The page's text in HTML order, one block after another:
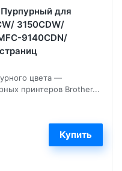
для
3150CDW/
9140CDN/
цвета —
принтеров Brother...